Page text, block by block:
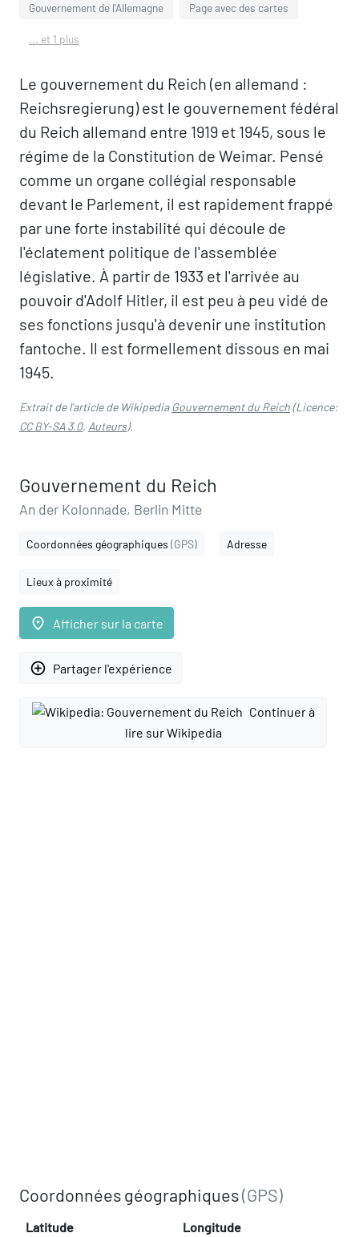
Gouvernement de l'Allemagne Page avec des cartes
... et 1 plus
Le gouvernement du Reich (en allemand :
Reichsregierung) est le gouvernement fédéral
du Reich allemand entre 1919 et 1945, sous le
régime de la Constitution de Weimar. Pensé
comme un organe collégial responsable
devant le Parlement, il est rapidement frappé
par une forte instabilité qui découle de
l'éclatement politique de l'assemblée
législative. À partir de 1933 et l'arrivée au
pouvoir d'Adolf Hitler, il est peu à peu vidé de
ses fonctions jusqu'à devenir une institution
fantoche. Il est formellement dissous en mai
1945.
Extrait de l'article de WikipediaGouvernement du Reich(Licence:
CC BY-SA 3.0, Auteurs).
Gouvernement du Reich
An der Kolonnade, Berlin Mitte
Coordonnées géographiques (GPS) Adresse
Lieux à proximité
place Afficher sur la carte
add_circle_outline Partager l'expérience
Continuer à
lire sur Wikipedia
Coordonnées géographiques(GPS)
Latitude Longitude